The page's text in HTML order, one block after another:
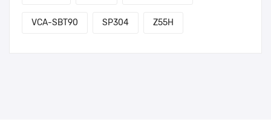
VCA-SBT90 SP304 Z55H